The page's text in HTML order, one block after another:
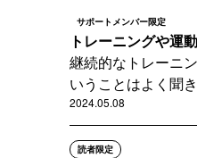
サポートメンバー限定
トレーニングや運
継続的なトレーニ
いうことはよく聞
2024.05.08
読者限定